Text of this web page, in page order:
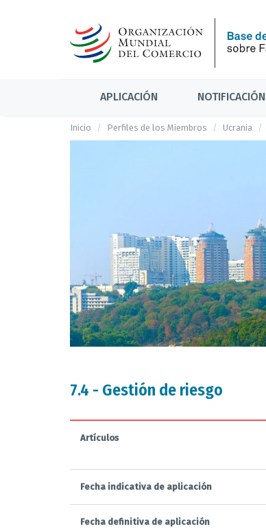
APLICACIÓN NOTIFICACIÓN
Inicio Perfiles de los Miembros Ucrania
7.4 - Gestión de riesgo
Artículos
Fecha indicativa de aplicación
Fecha definitiva de aplicación